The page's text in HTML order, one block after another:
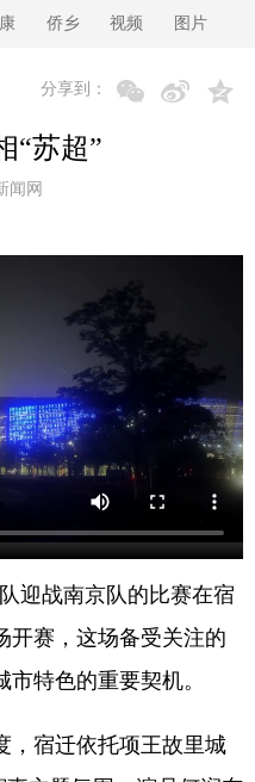
侨乡 视频 图片
分享到：
“苏超”
闻网
迎战南京队的比赛在宿
开赛，这场备受关注的
特色的重要契机。
宿迁依托项王故里城